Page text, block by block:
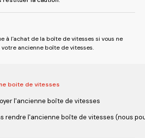
à l'achat de la boîte de vitesses si vous ne
ancienne boîte de vitesses.
boite de vitesses
l'ancienne boîte de vitesses
rendre l'ancienne boîte de vitesses (nous